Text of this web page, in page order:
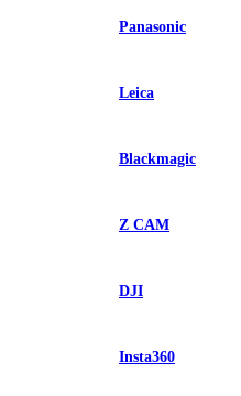
Panasonic
Leica
Blackmagic
Z CAM
DJI
Insta360